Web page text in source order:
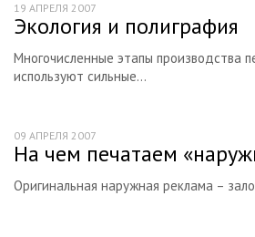
Экология и полиграфия
Многочисленные этапы производства
используют сильные...
19 АПРЕЛЯ 2007
На чем печатаем
Оригинальная наружная реклама –
09 АПРЕЛЯ 2007